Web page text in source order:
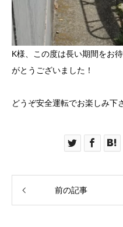
K様、この度は長い期間をお
がとうございました！
どうぞ安全運転でお楽しみ下
前の記事